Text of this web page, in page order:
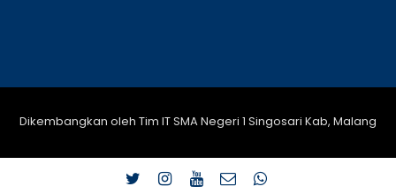
Dikembangkan oleh Tim IT SMA Negeri 1 Singosari Kab, Malang